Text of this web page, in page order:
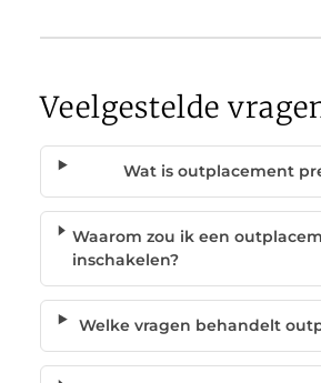
Veelgestelde
Wat is outplacement
Waarom zou ik een
inschakelen?
Welke vragen behandelt